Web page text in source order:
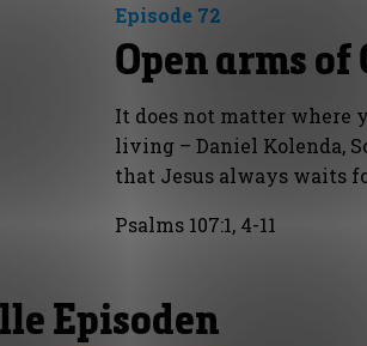
Episode 72
Open arms of
It does not matter where
living – Daniel Kolenda,
that Jesus always waits
Psalms 107:1, 4-11
Episoden